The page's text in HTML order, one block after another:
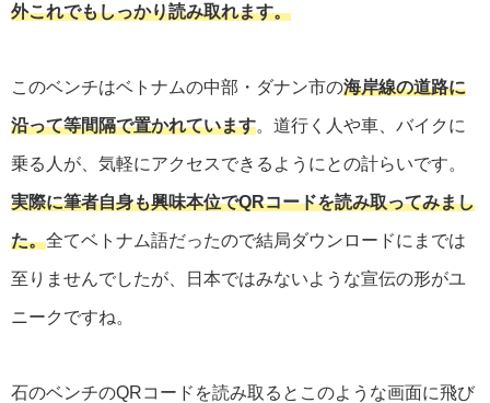
外これでもしっかり読み取れます。
このベンチはベトナムの中部・ダナン市の海岸線の道路に
沿って等間隔で置かれています。道行く人や車、バイクに
乗る人が、気軽にアクセスできるようにとの計らいです。
実際に筆者自身も興味本位でQRコードを読み取ってみまし
た。全てベトナム語だったので結局ダウンロードにまでは
至りませんでしたが、日本ではみないような宣伝の形がユ
ニークですね。
石のベンチのQRコードを読み取るとこのような画面に飛び